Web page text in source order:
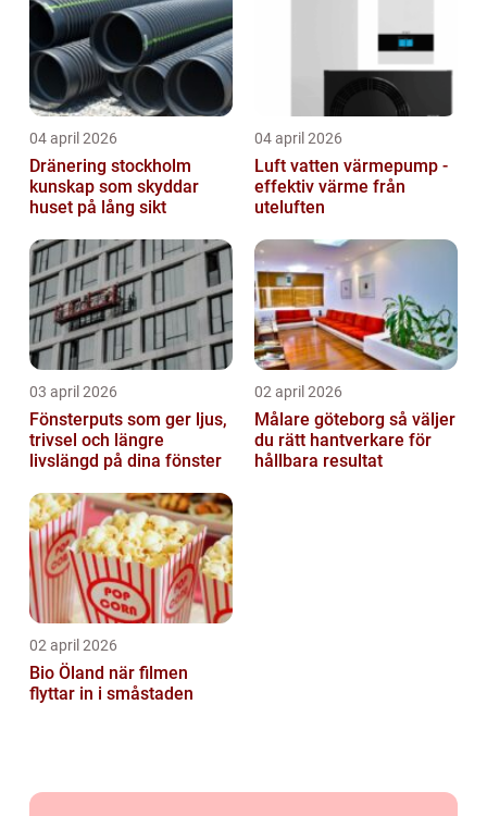
04 april 2026
Dränering stockholm
kunskap som skyddar
huset på lång sikt
04 april 2026
Luft vatten värmepump -
effektiv värme från
uteluften
03 april 2026
Fönsterputs som ger ljus,
trivsel och längre
livslängd på dina fönster
02 april 2026
Målare göteborg så väljer
du rätt hantverkare för
hållbara resultat
02 april 2026
Bio Öland när filmen
flyttar in i småstaden